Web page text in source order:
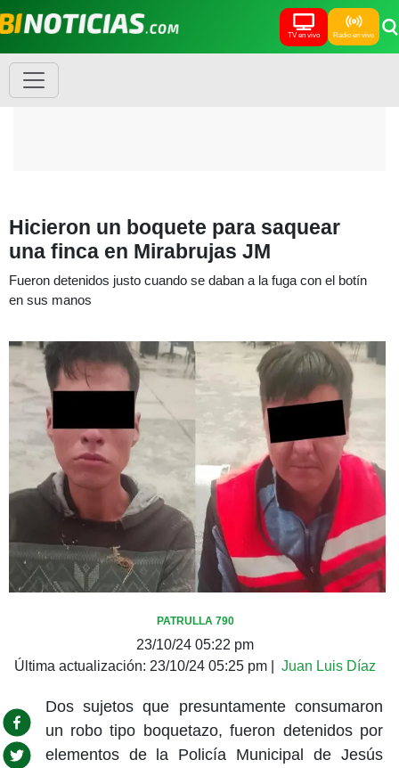
TV en vivo Radio en vivo
Hicieron un boquete para saquear
una finca en Mirabrujas JM
Fueron detenidos justo cuando se daban a la fuga con el botín
en sus manos
PATRULLA 790
23/10/24 05:22 pm
Última actualización: 23/10/24 05:25 pm Juan Luis Díaz
Dos sujetos que presuntamente consumaron
un robo tipo boquetazo, fueron detenidos por
elementos de la Policía Municipal de Jesús